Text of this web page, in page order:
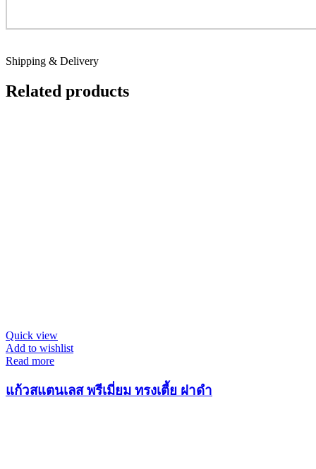
Shipping & Delivery
Related products
Quick view
Add to wishlist
Read more
แก้วสแตนเลส พรีเมี่ยม ทรงเตี้ย ฝาดำ